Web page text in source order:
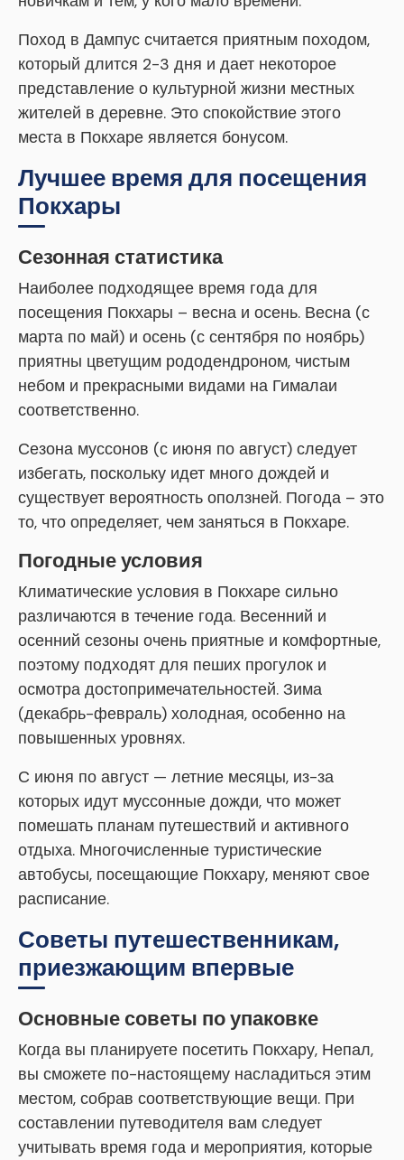
Поход в Дампус считается приятным походом,
который длится 2-3 дня и дает некоторое
представление о культурной жизни местных
жителей в деревне. Это спокойствие этого
места в Покхаре является бонусом.
Лучшее время для посещения
Покхары
Сезонная статистика
Наиболее подходящее время года для
посещения Покхары – весна и осень. Весна (с
марта по май) и осень (с сентября по ноябрь)
приятны цветущим рододендроном, чистым
небом и прекрасными видами на Гималаи
соответственно.
Сезона муссонов (с июня по август) следует
избегать, поскольку идет много дождей и
существует вероятность оползней. Погода – это
то, что определяет, чем заняться в Покхаре.
Погодные условия
Климатические условия в Покхаре сильно
различаются в течение года. Весенний и
осенний сезоны очень приятные и комфортные,
поэтому подходят для пеших прогулок и
осмотра достопримечательностей. Зима
(декабрь-февраль) холодная, особенно на
повышенных уровнях.
С июня по август — летние месяцы, из-за
которых идут муссонные дожди, что может
помешать планам путешествий и активного
отдыха. Многочисленные туристические
автобусы, посещающие Покхару, меняют свое
расписание.
Советы путешественникам,
приезжающим впервые
Основные советы по упаковке
Когда вы планируете посетить Покхару, Непал,
вы сможете по-настоящему насладиться этим
местом, собрав соответствующие вещи. При
составлении путеводителя вам следует
учитывать время года и мероприятия, которые